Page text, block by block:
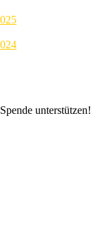
unterstützen!